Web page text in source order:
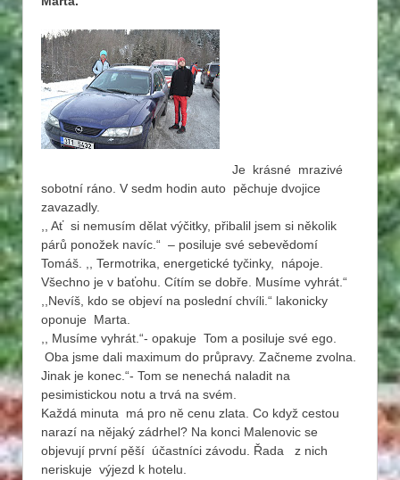
Je krásné mrazivé
sobotní ráno. V sedm hodin auto pěchuje dvojice
zavazadly.
,, Ať si nemusím dělat výčitky, přibalil jsem si několik
párů ponožek navíc.“ – posiluje své sebevědomí
Tomáš. ,, Termotrika, energetické tyčinky, nápoje.
Všechno je v baťohu. Cítím se dobře. Musíme vyhrát.“
,,Nevíš, kdo se objeví na poslední chvíli.“ lakonicky
oponuje Marta.
,, Musíme vyhrát.“- opakuje Tom a posiluje své ego.
Oba jsme dali maximum do průpravy. Začneme zvolna.
Jinak je konec.“- Tom se nenechá naladit na
pesimistickou notu a trvá na svém.
Každá minuta má pro ně cenu zlata. Co když cestou
narazí na nějaký zádrhel? Na konci Malenovic se
objevují první pěší účastníci závodu. Řada z nich
neriskuje výjezd k hotelu.